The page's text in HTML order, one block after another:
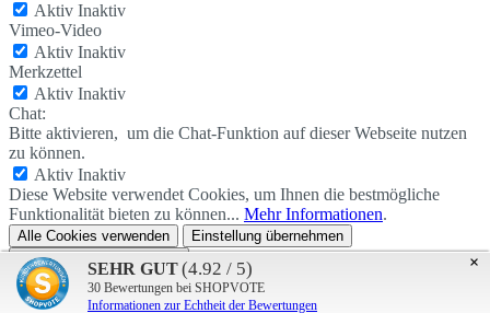
Aktiv Inaktiv
Vimeo-Video
Aktiv Inaktiv
Merkzettel
Aktiv Inaktiv
Chat:
Bitte aktivieren, um die Chat-Funktion auf dieser Webseite nutzen
zu können.
Aktiv Inaktiv
Diese Website verwendet Cookies, um Ihnen die bestmögliche
Funktionalität bieten zu können... Mehr Informationen.
Alle Cookies verwenden
Einstellung übernehmen
Datenschutzeinstellungen
- Impressum_DE
×
SEHR GUT(4.92 / 5)
30 Bewertungen bei SHOPVOTE
Informationen zur Echtheit der Bewertungen